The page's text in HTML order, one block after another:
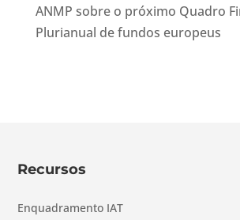
ANMP sobre o próximo Quadro
Plurianual de fundos europeus
Recursos
Enquadramento IAT